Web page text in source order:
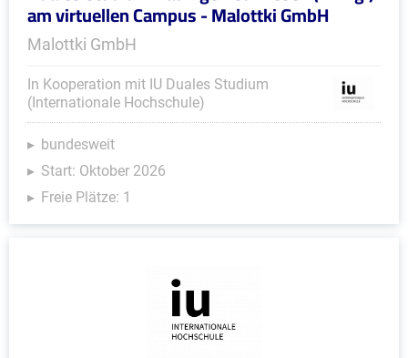
am virtuellen Campus - Malottki GmbH
Malottki GmbH
In Kooperation mit IU Duales Studium
(Internationale Hochschule)
bundesweit
Start: Oktober 2026
Freie Plätze: 1